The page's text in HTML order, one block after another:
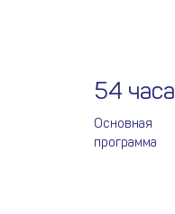
54 часа
Основная
программа